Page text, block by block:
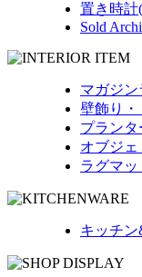
置き時計
Sold
マガジン
壁飾り・
プラン
オブジェ
ラグマッ
キッチン